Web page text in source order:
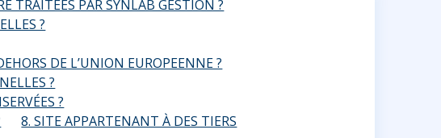
TRAITÉES PAR SYNLAB GESTION ?
?
DE L’UNION EUROPEENNE ?
?
?
8. SITE APPARTENANT À DES TIERS